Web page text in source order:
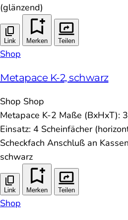
(glänzend)
Link Merken Teilen
Shop
Metapace K-2, schwarz
Shop Shop
Metapace K-2 Maße (BxHxT):
Einsatz: 4 Scheinfächer
Scheckfach Anschluß an
schwarz
Link Merken Teilen
Shop